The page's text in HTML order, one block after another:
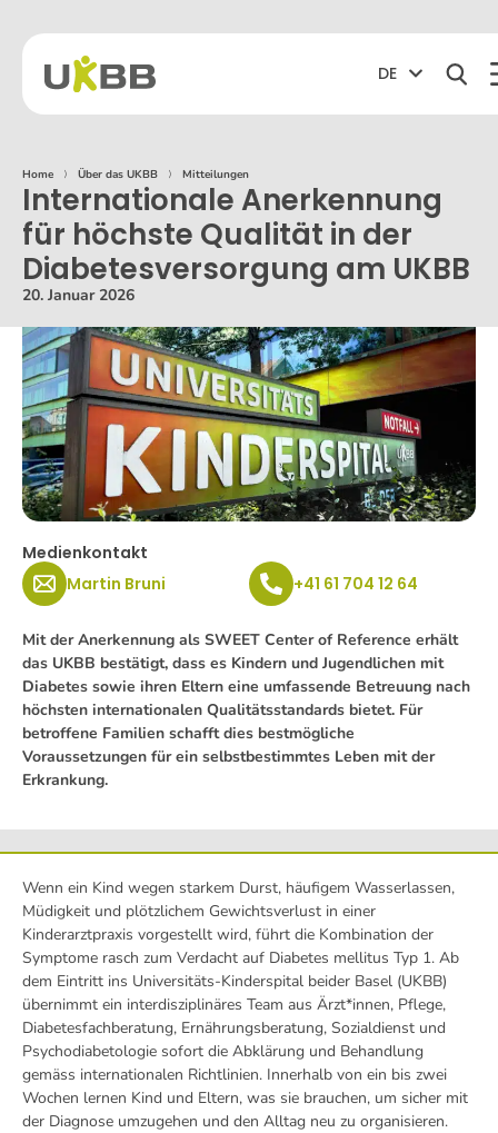
DE
Home ⟩ Über das UKBB ⟩ Mitteilungen
Internationale Anerkennung
für höchste Qualität in der
Diabetesversorgung am UKBB
20. Januar 2026
Medienkontakt
Martin Bruni
+41 61 704 12 64
Mit der Anerkennung als SWEET Center of Reference erhält
das UKBB bestätigt, dass es Kindern und Jugendlichen mit
Diabetes sowie ihren Eltern eine umfassende Betreuung nach
höchsten internationalen Qualitätsstandards bietet. Für
betroffene Familien schafft dies bestmögliche
Voraussetzungen für ein selbstbestimmtes Leben mit der
Erkrankung.
Wenn ein Kind wegen starkem Durst, häufigem Wasserlassen,
Müdigkeit und plötzlichem Gewichtsverlust in einer
Kinderarztpraxis vorgestellt wird, führt die Kombination der
Symptome rasch zum Verdacht auf Diabetes mellitus Typ 1. Ab
dem Eintritt ins Universitäts-Kinderspital beider Basel (UKBB)
übernimmt ein interdisziplinäres Team aus Ärzt*innen, Pflege,
Diabetesfachberatung, Ernährungsberatung, Sozialdienst und
Psychodiabetologie sofort die Abklärung und Behandlung
gemäss internationalen Richtlinien. Innerhalb von ein bis zwei
Wochen lernen Kind und Eltern, was sie brauchen, um sicher mit
der Diagnose umzugehen und den Alltag neu zu organisieren.